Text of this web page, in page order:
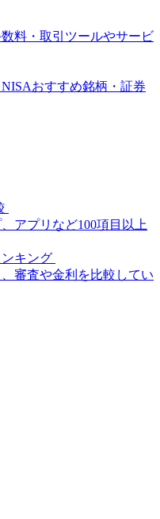
料・取引ツールやサービ
おすすめ銘柄・証券
アプリなど100項目以上
キング
審査や金利を比較してい